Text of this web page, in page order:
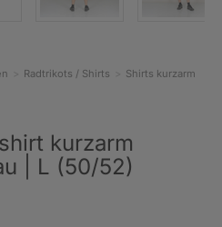
Radtrikots / Shirts Shirts kurzarm
kurzarm
| L (50/52)